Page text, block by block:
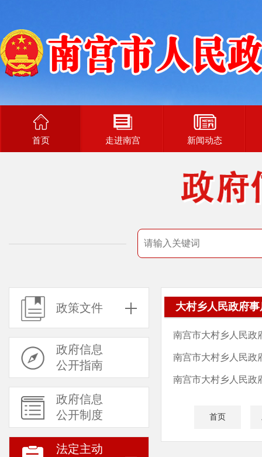
首页 走进南宫 新闻动态
政策文件
政府信息
公开指南
政府信息
公开制度
法定主动
大村乡人民政府
南宫市大村乡人民政
南宫市大村乡人民政
南宫市大村乡人民政
首页